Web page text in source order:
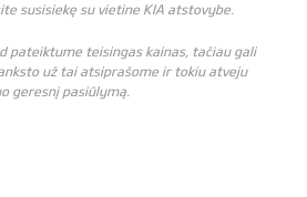
susisiekę su vietine KIA atstovybe.
pateiktume teisingas kainas, tačiau gali
už tai atsiprašome ir tokiu atveju
geresnį pasiūlymą.